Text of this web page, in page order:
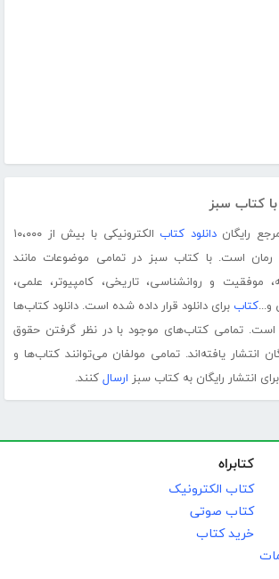
با کتاب سبز
رایگاندانلود کتاب
الکترونیکی با بیش از ۱۰،۰۰۰
رمان است. با کتاب سبز در تمامی موضوعات مانند
موفقیت و روانشناسی، تاریخی، کامپیوتر، علمی،
و...کتاب برای دانلود قرار داده شده است. دانلود کتاب‌ها
با فرمت PDF یا MP3 است. تمامی کتاب‌های موجود با در نظر گرفتن حقوق
انتشار یافته‌اند. تمامی مولفان می‌توانند کتاب‌ها و
انتشار رایگان به کتاب سبز ارسال کنند.
کتابراه
کتاب الکترونیک
کتاب صوتی
خرید کتاب